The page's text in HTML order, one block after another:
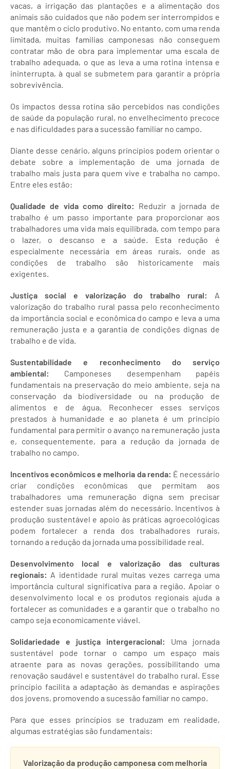
vacas, a irrigação das plantações e a alimentação dos
animais são cuidados que não podem ser interrompidos e
que mantêm o ciclo produtivo. No entanto, com uma renda
limitada, muitas famílias camponesas não conseguem
contratar mão de obra para implementar uma escala de
trabalho adequada, o que as leva a uma rotina intensa e
ininterrupta, à qual se submetem para garantir a própria
sobrevivência.
Os impactos dessa rotina são percebidos nas condições
de saúde da população rural, no envelhecimento precoce
e nas dificuldades para a sucessão familiar no campo.
Diante desse cenário, alguns princípios podem orientar o
debate sobre a implementação de uma jornada de
trabalho mais justa para quem vive e trabalha no campo.
Entre eles estão:
Qualidade de vida como direito: Reduzir a jornada de
trabalho é um passo importante para proporcionar aos
trabalhadores uma vida mais equilibrada, com tempo para
o lazer, o descanso e a saúde. Esta redução é
especialmente necessária em áreas rurais, onde as
condições de trabalho são historicamente mais
exigentes.
Justiça social e valorização do trabalho rural:
A
valorização do trabalho rural passa pelo reconhecimento
da importância social e econômica do campo e leva a uma
remuneração justa e a garantia de condições dignas de
trabalho e de vida.
Sustentabilidade e reconhecimento do serviço
ambiental:
Camponeses desempenham papéis
fundamentais na preservação do meio ambiente, seja na
conservação da biodiversidade ou na produção de
alimentos e de água. Reconhecer esses serviços
prestados à humanidade e ao planeta é um princípio
fundamental para permitir o avanço na remuneração justa
e, consequentemente, para a redução da jornada de
trabalho no campo.
Incentivos econômicos e melhoria da renda: É necessário
criar condições econômicas que permitam aos
trabalhadores uma remuneração digna sem precisar
estender suas jornadas além do necessário. Incentivos à
produção sustentável e apoio às práticas agroecológicas
podem fortalecer a renda dos trabalhadores rurais,
tornando a redução da jornada uma possibilidade real.
Desenvolvimento local e valorização das culturas
regionais: A identidade rural muitas vezes carrega uma
importância cultural significativa para a região. Apoiar o
desenvolvimento local e os produtos regionais ajuda a
fortalecer as comunidades e a garantir que o trabalho no
campo seja economicamente viável.
Solidariedade e justiça intergeracional:
Uma jornada
sustentável pode tornar o campo um espaço mais
atraente para as novas gerações, possibilitando uma
renovação saudável e sustentável do trabalho rural. Esse
princípio facilita a adaptação às demandas e aspirações
dos jovens, promovendo a sucessão familiar no campo.
Para que esses princípios se traduzam em realidade,
algumas estratégias são fundamentais:
Valorização da produção camponesa com melhoria